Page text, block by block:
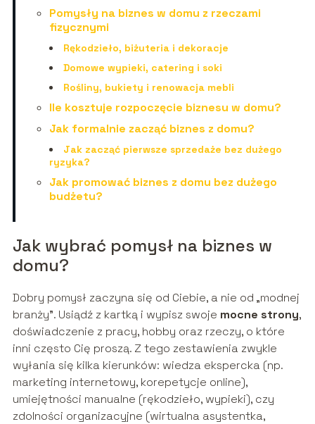
Pomysły na biznes w domu z rzeczami
fizycznymi
Rękodzieło, biżuteria i dekoracje
Domowe wypieki, catering i soki
Rośliny, bukiety i renowacja mebli
Ile kosztuje rozpoczęcie biznesu w domu?
Jak formalnie zacząć biznes z domu?
Jak zacząć pierwsze sprzedaże bez dużego
ryzyka?
Jak promować biznes z domu bez dużego
budżetu?
Jak wybrać pomysł na biznes w
domu?
Dobry pomysł zaczyna się od Ciebie, a nie od „modnej
branży”. Usiądź z kartką i wypisz swoje mocne strony,
doświadczenie z pracy, hobby oraz rzeczy, o które
inni często Cię proszą. Z tego zestawienia zwykle
wyłania się kilka kierunków: wiedza ekspercka (np.
marketing internetowy, korepetycje online),
umiejętności manualne (rękodzieło, wypieki), czy
zdolności organizacyjne (wirtualna asystentka,